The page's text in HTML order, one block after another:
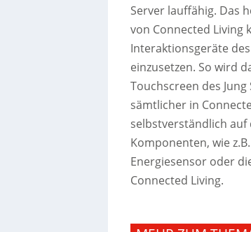
Server lauffähig. Das
von Connected Living
Interaktionsgeräte
einzusetzen. So wird
Touchscreen des
sämtlicher in
selbstverständlich auf
Komponenten, wie
Energiesensor oder
Connected Living.